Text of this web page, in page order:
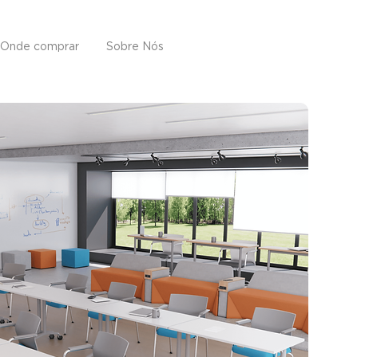
Onde comprar Sobre Nós